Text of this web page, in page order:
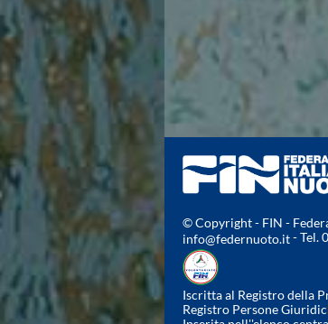
© Copyright - FIN -
info@federnuoto.it- Tel.
Iscritta al Registro della
Registro Persone